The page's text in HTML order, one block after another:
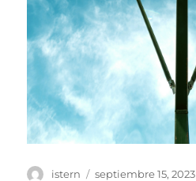
Autor
istern
Publicado
septiembre 15, 2023